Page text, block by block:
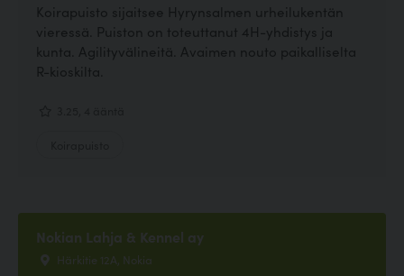
Koirapuisto sijaitsee Hyrynsalmen urheilukentän
vieressä. Puiston on toteuttanut 4H-yhdistys ja
kunta. Agilityvälineitä. Avaimen nouto paikalliselta
R-kioskilta.
Nokian Lahja & Kennel ay
Härkitie 12A, Nokia